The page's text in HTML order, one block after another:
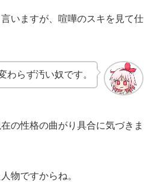
いますが、喧嘩のスキを見て仕
わらず汚い奴です。
の性格の曲がり具合に気づきま
物ですからね。